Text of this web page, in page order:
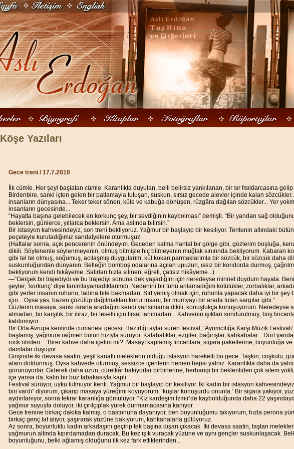
Köşe Yazıları
Gece treni / 17.7.2010
İlk cümle. Her şeyi başlatan cümle. Karanlıkta duyulan, belli belirsiz yankılanan, bir sır fısıldarcasına
Birdenbire, sanki içten gelen bir patlamayla tutuşan, suskun, sırsız gecede alevler içinde kalan
insanların dünyasına... Teker teker sönen, küle ve kabuğa dönüşen, rüzgâra dağılan sözcükler... Yer
insanların gecesinde...
“Hayatta başına gelebilecek en korkunç şey, bir sevdiğinin kaybolması” demişti. “Bir yandan sağ
beklersin, günlerce, yıllarca beklersin. Ama aslında bilirsin.”
Bir istasyon kahvesindeyiz, son treni bekliyoruz. Yağmur bir başlayıp bir kesiliyor. Tentenin altındaki bütün
peçeteyle kuruladığımız sandalyelere oturmuşuz.
(Haftalar sonra, açık pencerenin önündeyim. Geceden kalma hantal bir gölge gibi, gözlerim boşluğa,
dikili. Söylenenle söylenmeyenin, olmuş bitmişle hiç bitmeyenin muğlak sınırında bekliyorum. Kabaran
gibi tel tel olmuş, soğumuş, acılaşmış duygularım, kül kokan parmaklarımla bir sözcük, bir sözcük daha
suskunluğundan dünyanın. Belleğin bomboş odalarına açılan upuzun, ıssız bir koridorda durmuş,
bekliyorum kendi hikâyeme. Satırları hızla silinen, eğreti, çatısız hikâyeme...)
—“Gerçek bir trajediydi ve bu trajediyi sonuna dek yaşadığım için neredeyse minnet duydum hayata.
şeyler, ‘korkunç’ diye tanımlayamadıklarımdı. Nedenini bir türlü anlamadığım kötülükler, zorbalıklar,
gibi yerler insanın ruhunu, tadına bile bakmadan. Sırf yemiş olmak için, ruhunla yapacak daha iyi bir şey
için... Oysa yas, bazen çözülüp dağılmaktan korur insanı, bir mumyayı bir arada tutan sargılar gibi.”
Gözlerim masaya, sanki ısrarla aradağım kendi yansımama dikili, konuştukça konuşuyorum. Neredeyse
almadan, bir karşılık, bir itiraz, bir teselli için fırsat tanımadan... Kahvenin ışıkları söndürülmüş, boş
kaldırmıyor.
Bir Orta Avrupa kentinde cumartesi gecesi. Hazırlığı aylar süren festival, ‘Ayrımcılığa Karşı Müzik
başlamış, yağmura rağmen bütün hızıyla sürüyor. Kalabalıklar, ezgiler, bağırışlar, kahkahalar... Dört
rock ritmleri... ‘Birer kahve daha içelim mi?’ Masayı kaplamış fincanlara, sigara paketlerine, boyunluğa
damlalar düşüyor.
Girişinde iki devasa saatin, yeşil kanatlı meleklerin olduğu istasyon hareketli bu gece. Taşkın, coşkulu,
alanı doldurmuş. Oysa kahvede oturmuş, sessizce içenlerin hemen hepsi yalnız. Karanlıkta daha da
görünüyorlar. Giderek daha uzun, cüretkâr bakıyorlar birbirlerine, herhangi bir beklentiden çok sitem yüklü
içe yansa da, kalın bir buz tabakasıyla kaplı.
Festival sürüyor, uyku tutmuyor kenti. Yağmur bir başlayıp bir kesiliyor. İki kadın bir istasyon
biri vardı” diyorum, çıkarıp masaya yüreğimi koyuyorum, ‘kuşlar konuşurdu onunla.’ Bir sigara yakıyor,
aydınlanıyor, sonra tekrar karanlığa gömülüyor. “Kız kardeşim İzmir’de kaybolduğunda daha 22
yağmur suyuyla doluyor, iki çırılçıplak yürek durmamacasına kanıyor.
Gece trenine birkaç dakika kalmış, o bastonuna dayanıyor, ben boyunluğumu takıyorum, hızla perona
birkaç genç laf atıyor, şaşırarak yüzüne bakıyorum, kahkahalarla gülüyoruz.
Az sonra, boyunluklu kadın arkadaşını geçirip tek başına dışarı çıkacak. İki devasa saatin, taştan
yağmurun altında kıpırdamadan duracak. Bu kez ışık vuracak yüzüne ve aynı gençler suskunlaşacak.
boyunluğunu, belki ağlamış olduğunu ilk kez fark ettiklerinden...